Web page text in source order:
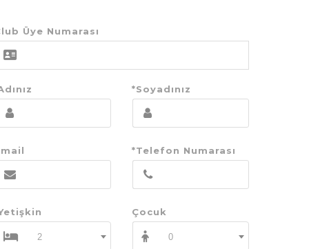
Üye Numarası
*Soyadınız
*Telefon Numarası
2
Çocuk
0